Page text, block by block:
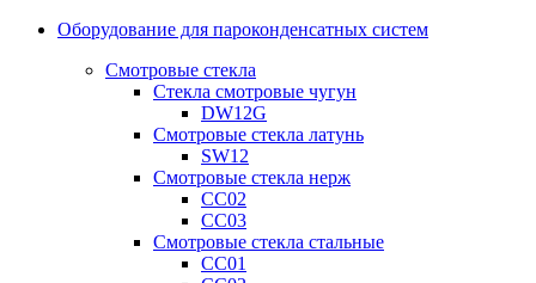
Оборудование для пароконденсатных систем
Смотровые стекла
Стекла смотровые чугун
DW12G
Смотровые стекла латунь
SW12
Смотровые стекла нерж
СС02
СС03
Смотровые стекла стальные
СС01